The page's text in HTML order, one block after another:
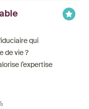
qui
de vie ?
l’expertise